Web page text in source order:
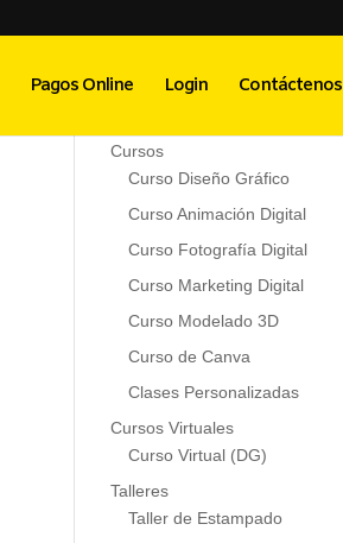
Pagos Online Login Contáctenos
Menú Principal
Cursos
Curso Diseño Gráfico
Curso Animación Digital
Curso Fotografía Digital
Curso Marketing Digital
Curso Modelado 3D
Curso de Canva
Clases Personalizadas
Cursos Virtuales
Curso Virtual (DG)
Talleres
Taller de Estampado